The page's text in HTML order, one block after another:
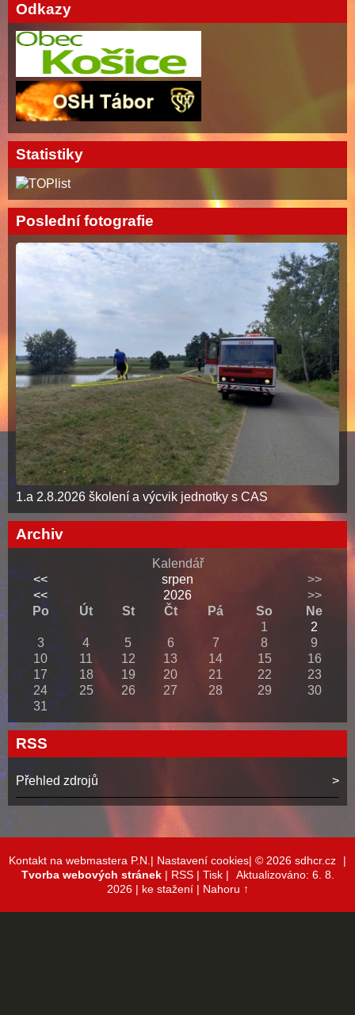
Odkazy
Statistiky
Poslední fotografie
1.a 2.8.2026 školení a výcvik jednotky s CAS
Archiv
Kalendář
<<
srpen
>>
<<
2026
>>
Po
Út St Čt Pá So
Ne
1
2
3
4 5 6 7 8
9
10
11 12 13 14 15
16
17
18 19 20 21 22
23
24
25 26 27 28 29
30
31
RSS
Přehled zdrojů
Kontakt na webmastera P.N.| Nastavení cookies| © 2026 sdhcr.cz
|
Tvorba webových stránek| RSS| Tisk|
Aktualizováno: 6. 8.
2026 | ke stažení | Nahoru ↑